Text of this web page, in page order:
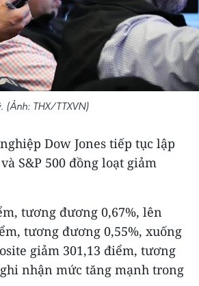
(Ảnh: THX/TTXVN)
Dow Jones tiếp tục lập
S&P 500 đồng loạt giảm
tương đương 0,67%, lên
tương đương 0,55%, xuống
giảm 301,13 điểm, tương
nhận mức tăng mạnh trong